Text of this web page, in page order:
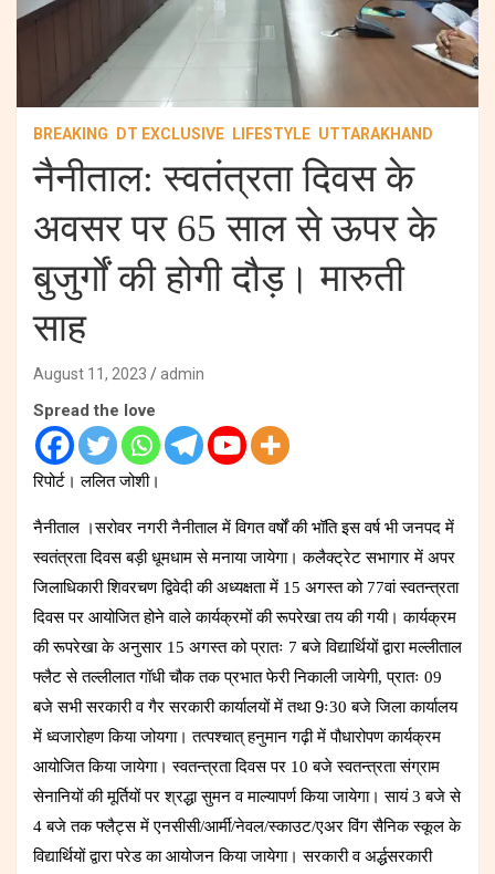
BREAKING DT EXCLUSIVE LIFESTYLE UTTARAKHAND
नैनीताल: स्वतंत्रता दिवस के
अवसर पर 65 साल से ऊपर के
बुजुर्गों की होगी दौड़। मारुती
साह
August 11, 2023 admin
Spread the love
रिपोर्ट। ललित जोशी।
नैनीताल ।सरोवर नगरी नैनीताल में विगत वर्षों की भॉति इस वर्ष भी जनपद में
स्वतंत्रता दिवस बड़ी धूमधाम से मनाया जायेगा। कलैक्ट्रेट सभागार में अपर
जिलाधिकारी शिवरचण द्विवेदी की अध्यक्षता में 15 अगस्त को 77वां स्वतन्त्रता
दिवस पर आयोजित होने वाले कार्यक्रमों की रूपरेखा तय की गयी। कार्यक्रम
की रूपरेखा के अनुसार 15 अगस्त को प्रातः 7 बजे विद्यार्थियों द्वारा मल्लीताल
फ्लैट से तल्लीलात गॉधी चौक तक प्रभात फेरी निकाली जायेगी, प्रातः 09
बजे सभी सरकारी व गैर सरकारी कार्यालयों में तथा 9ः30 बजे जिला कार्यालय
में ध्वजारोहण किया जोयगा। तत्पश्चात् हनुमान गढ़ी में पौधारोपण कार्यक्रम
आयोजित किया जायेगा। स्वतन्त्रता दिवस पर 10 बजे स्वतन्त्रता संग्राम
सेनानियों की मूर्तियों पर श्रद्धा सुमन व माल्यापर्ण किया जायेगा। सायं 3 बजे से
4 बजे तक फ्लैट्स में एनसीसी/आर्मी/नेवल/स्काउट/एअर विंग सैनिक स्कूल के
विद्यार्थियों द्वारा परेड का आयोजन किया जायेगा। सरकारी व अर्द्धसरकारी